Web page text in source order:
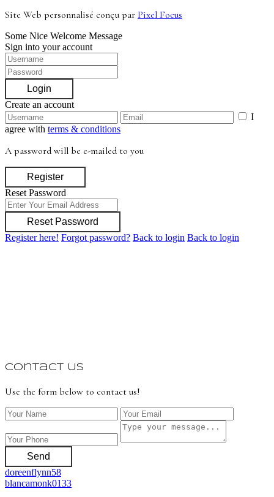
Site Web personnalisé conçu par Pixel Focus
Some Nice Welcome Message
Sign into your account
Login
Create an account
I
agree with terms & conditions
A password will be e-mailed to you
Register
Reset Password
Reset Password
Register here! Forgot password? Back to login Back to login
Contact Us
Use the form below to contact us!
Send
doreenflynn58
blancamonk0133